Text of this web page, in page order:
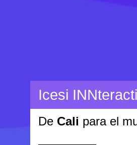
Icesi
De Cali para el